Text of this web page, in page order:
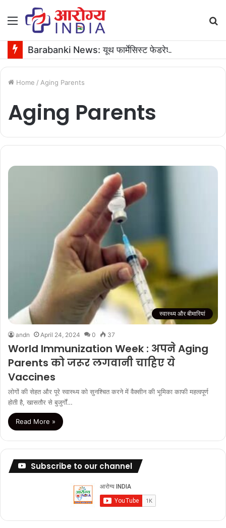
Menu
Home / Aging Parents
Aging Parents
स्वास्थ्य और बीमारियां
andn April 24, 2024 0 37
World Immunization Week : अपने Aging
Parents को जरूर लगवानी चाहिए ये
Vaccines
लोगों की सेहत और पूरे स्वास्थ्य को सुनश्चित करने में वैक्सीन की भूमिका काफी महत्वपूर्ण
होती है, खासतौर से बुजुर्गों…
Read More »
Subscribe to our channel